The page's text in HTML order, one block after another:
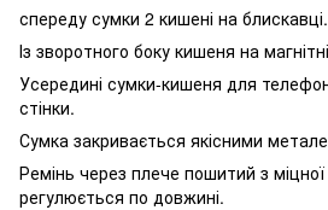
спереду сумки 2 кишені на блискавці.
Із зворотного боку кишеня на
Усередині сумки-кишеня для
стінки.
Сумка закривається якісними
Ремінь через плече пошитий з міцної
регулюється по довжині.